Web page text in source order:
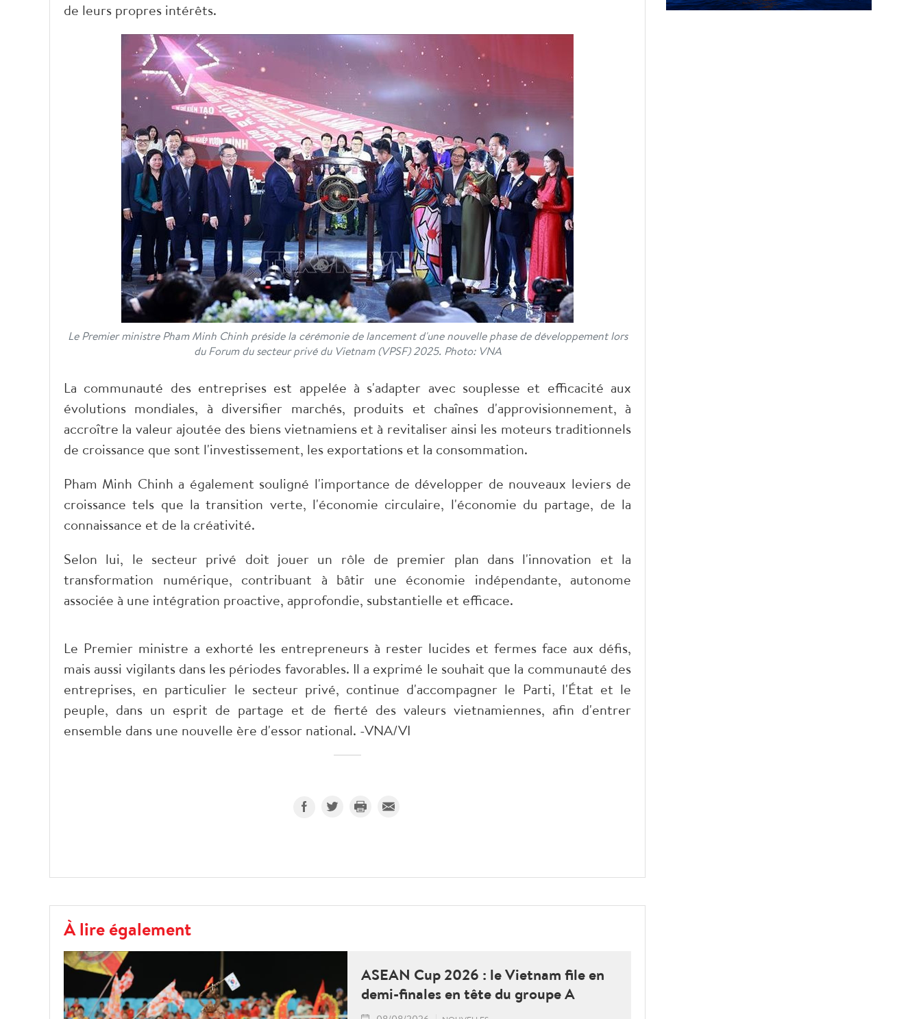
de leurs propres intérêts.
Le Premier ministre Pham Minh Chinh préside la cérémonie de lancement d'une nouvelle phase de développement lors
du Forum du secteur privé du Vietnam (VPSF) 2025. Photo: VNA
La communauté des entreprises est appelée à s'adapter avec souplesse et efficacité aux
évolutions mondiales, à diversifier marchés, produits et chaînes d'approvisionnement, à
accroître la valeur ajoutée des biens vietnamiens et à revitaliser ainsi les moteurs traditionnels
de croissance que sont l'investissement, les exportations et la consommation.
Pham Minh Chinh a également souligné l'importance de développer de nouveaux leviers de
croissance tels que la transition verte, l'économie circulaire, l'économie du partage, de la
connaissance et de la créativité.
Selon lui, le secteur privé doit jouer un rôle de premier plan dans l'innovation et la
transformation numérique, contribuant à bâtir une économie indépendante, autonome
associée à une intégration proactive, approfondie, substantielle et efficace.
Le Premier ministre a exhorté les entrepreneurs à rester lucides et fermes face aux défis,
mais aussi vigilants dans les périodes favorables. Il a exprimé le souhait que la communauté des
entreprises, en particulier le secteur privé, continue d'accompagner le Parti, l'État et le
peuple, dans un esprit de partage et de fierté des valeurs vietnamiennes, afin d'entrer
ensemble dans une nouvelle ère d'essor national. -VNA/VI
À lire également
ASEAN Cup 2026 : le Vietnam file en
demi-finales en tête du groupe A